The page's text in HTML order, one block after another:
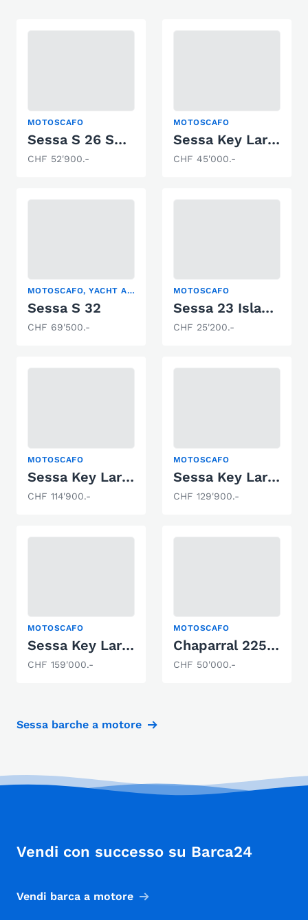
MOTOSCAFO
Sessa S 26 Sport
CHF 52'900.-
MOTOSCAFO
Sessa Key Largo 24
CHF 45'000.-
MOTOSCAFO, YACHT A MOTORE
Sessa S 32
CHF 69'500.-
MOTOSCAFO
Sessa 23 Islamorada
CHF 25'200.-
MOTOSCAFO
Sessa Key Largo 27 Inboard
CHF 114'900.-
MOTOSCAFO
Sessa Key Largo 27 Inboard
CHF 129'900.-
MOTOSCAFO
Sessa Key Largo 34
CHF 159'000.-
MOTOSCAFO
Chaparral 225SSI
CHF 50'000.-
Sessa barche a motore
Vendi con successo su Barca24
Vendi barca a motore